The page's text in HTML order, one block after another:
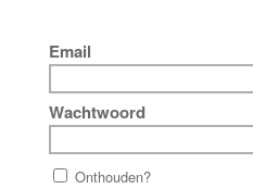
Email
Wachtwoord
Onthouden?